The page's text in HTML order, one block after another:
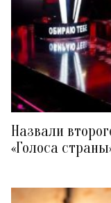
Назвали
«Голоса